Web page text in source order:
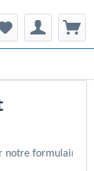
notre formulaire